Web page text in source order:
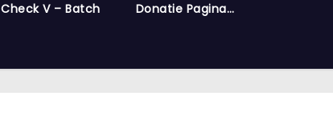
Check V – Batch Donatie Pagina…